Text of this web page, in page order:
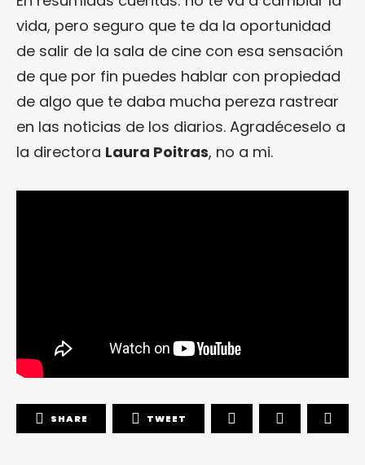
vida, pero seguro que te da la oportunidad
de salir de la sala de cine con esa sensación
de que por fin puedes hablar con propiedad
de algo que te daba mucha pereza rastrear
en las noticias de los diarios. Agradéceselo a
la directora Laura Poitras, no a mi.
SHARE TWEET